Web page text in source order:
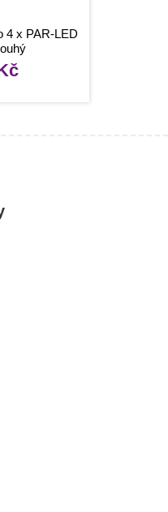
4 x PAR-LED